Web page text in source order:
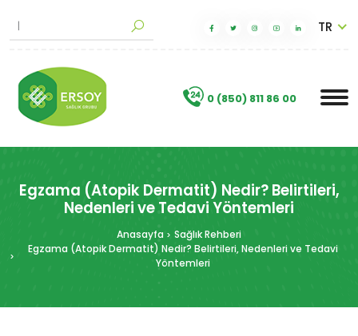
0 (850) 811 86 00
.M TR
Egzama (Atopik Dermatit) Nedir? Belirtileri,
Nedenleri ve Tedavi Yöntemleri
Anasayfa
Sağlık Rehberi
Egzama (Atopik Dermatit) Nedir? Belirtileri, Nedenleri ve Tedavi
Yöntemleri